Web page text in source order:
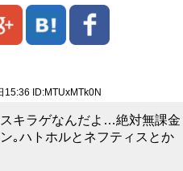
15:36 ID:MTUxMTk0N
キラゲなんだよ…絶対無課金
｡ハトホルとネフティスとか